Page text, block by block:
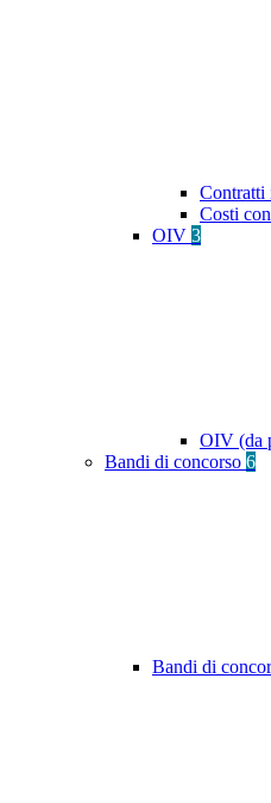
Contratti
Costi
OIV 3
OIV (da
Bandi di concorso 6
Bandi di